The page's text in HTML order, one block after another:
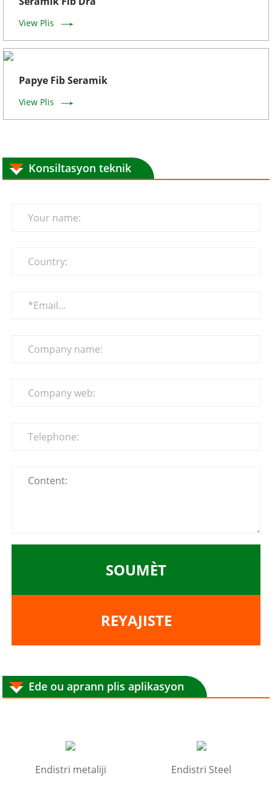
View Plis
Papye Fib Seramik
View Plis
Konsiltasyon teknik
SOUMÈT
REYAJISTE
Ede ou aprann plis aplikasyon
Endistri metaliji Endistri Steel